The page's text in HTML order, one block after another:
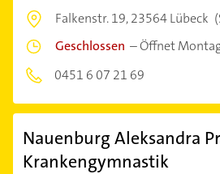
Falkenstr. 19,23564 Lübeck
Geschlossen –Öffnet
0451 6 07 21 69
Nauenburg Aleksandra
Krankengymnastik